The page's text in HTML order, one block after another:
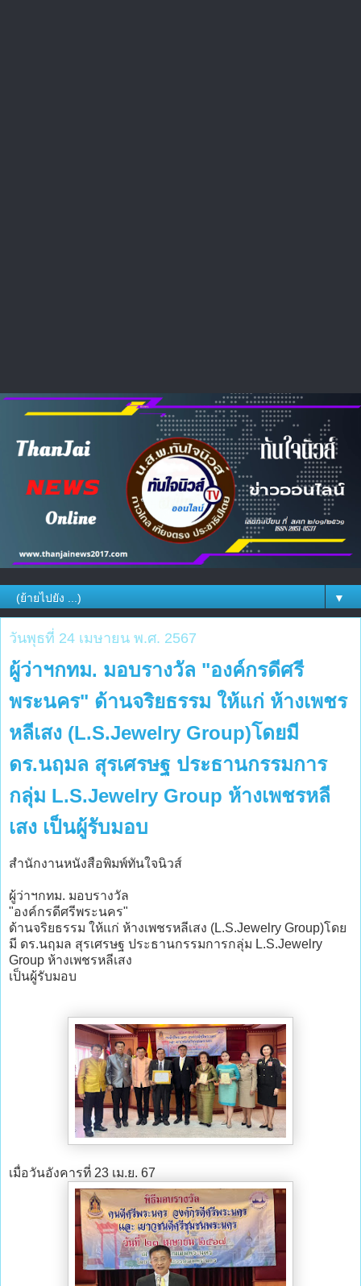
▼
วันพุธที่ 24 เมษายน พ.ศ. 2567
ผู้ว่าฯกทม. มอบรางวัล "องค์กรดีศรี
พระนคร" ด้านจริยธรรม ให้แก่ ห้างเพชร
หลีเสง (L.S.Jewelry Group)โดยมี
ดร.นฤมล สุรเศรษฐ ประธานกรรมการ
กลุ่ม L.S.Jewelry Group ห้างเพชรหลี
เสง เป็นผู้รับมอบ
สำนักงานหนังสือพิมพ์ทันใจนิวส์
ผู้ว่าฯกทม. มอบรางวัล
"องค์กรดีศรีพระนคร"
ด้านจริยธรรม ให้แก่ ห้างเพชรหลีเสง (L.S.Jewelry Group)โดย
มี ดร.นฤมล สุรเศรษฐ ประธานกรรมการกลุ่ม L.S.Jewelry
Group ห้างเพชรหลีเสง
เป็นผู้รับมอบ
เมื่อวันอังคารที่ 23 เม.ย. 67